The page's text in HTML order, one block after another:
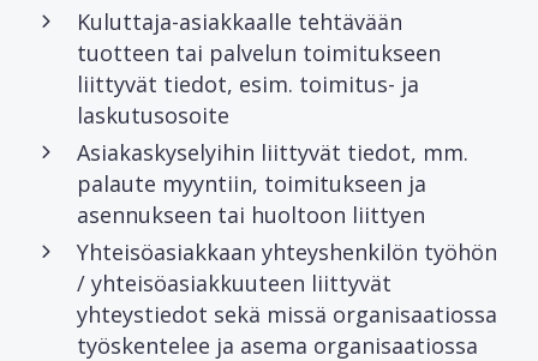
Kuluttaja-asiakkaalle tehtävään
tuotteen tai palvelun toimitukseen
liittyvät tiedot, esim. toimitus- ja
laskutusosoite
Asiakaskyselyihin liittyvät tiedot, mm.
palaute myyntiin, toimitukseen ja
asennukseen tai huoltoon liittyen
Yhteisöasiakkaan yhteyshenkilön työhön
/ yhteisöasiakkuuteen liittyvät
yhteystiedot sekä missä organisaatiossa
työskentelee ja asema organisaatiossa